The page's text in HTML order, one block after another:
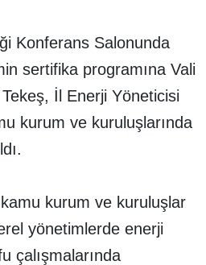
Konferans Salonunda
sertifika programına Vali
Tekeş, İl Enerji Yöneticisi
kurum ve kuruluşlarında
kurum ve kuruluşlar
yönetimlerde enerji
çalışmalarında